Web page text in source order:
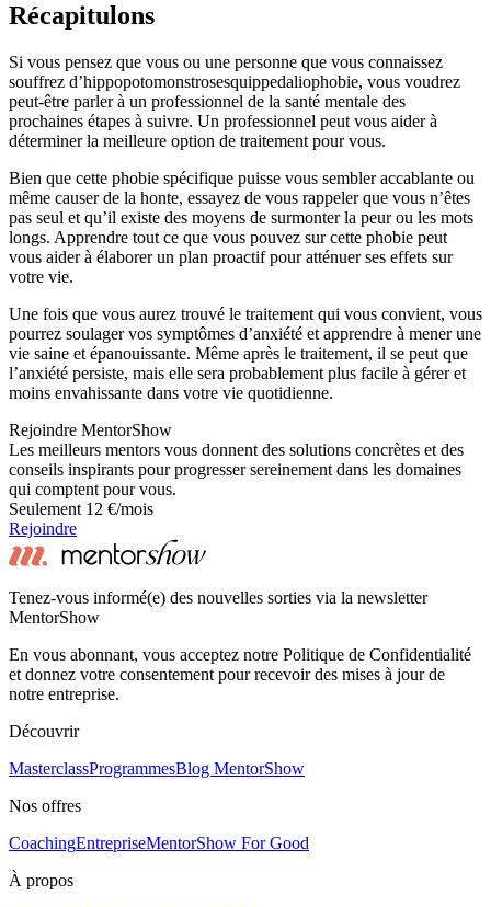
Récapitulons
Si vous pensez que vous ou une personne que vous connaissez
souffrez d’hippopotomonstrosesquippedaliophobie, vous voudrez
peut-être parler à un professionnel de la santé mentale des
prochaines étapes à suivre. Un professionnel peut vous aider à
déterminer la meilleure option de traitement pour vous.
Bien que cette phobie spécifique puisse vous sembler accablante ou
même causer de la honte, essayez de vous rappeler que vous n’êtes
pas seul et qu’il existe des moyens de surmonter la peur ou les mots
longs. Apprendre tout ce que vous pouvez sur cette phobie peut
vous aider à élaborer un plan proactif pour atténuer ses effets sur
votre vie.
Une fois que vous aurez trouvé le traitement qui vous convient, vous
pourrez soulager vos symptômes d’anxiété et apprendre à mener une
vie saine et épanouissante. Même après le traitement, il se peut que
l’anxiété persiste, mais elle sera probablement plus facile à gérer et
moins envahissante dans votre vie quotidienne.
Rejoindre MentorShow
Les meilleurs mentors vous donnent des solutions concrètes et des
conseils inspirants pour progresser sereinement dans les domaines
qui comptent pour vous.
Seulement 12 €/mois
Rejoindre
Tenez-vous informé(e) des nouvelles sorties via la newsletter
MentorShow
En vous abonnant, vous acceptez notre Politique de Confidentialité
et donnez votre consentement pour recevoir des mises à jour de
notre entreprise.
Découvrir
MasterclassProgrammesBlog MentorShow
Nos offres
CoachingEntrepriseMentorShow For Good
À propos